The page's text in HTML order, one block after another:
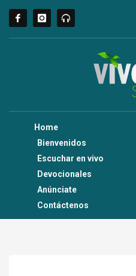
Home
Bienvenidos
Escuchar en vivo
Devocionales
Anúnciate
Contáctenos